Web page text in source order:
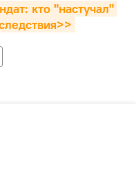
кто "настучал"